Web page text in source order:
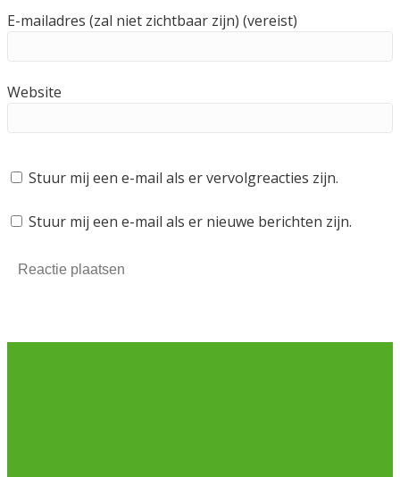
E-mailadres (zal niet zichtbaar zijn) (vereist)
Website
Stuur mij een e-mail als er vervolgreacties zijn.
Stuur mij een e-mail als er nieuwe berichten zijn.